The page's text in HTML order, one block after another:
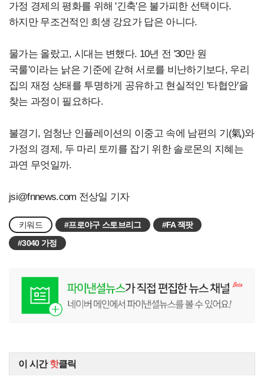
가정 경제의 평화를 위해 '긴축'은 불가피한 선택이다.
하지만 무조건적인 희생 강요가 답은 아니다.
물가는 올랐고, 시대는 변했다. 10년 전 '30만 원
국룰'이라는 낡은 기준에 갇혀 서로를 비난하기보다, 우리
집의 재정 상태를 투명하게 공유하고 현실적인 '타협안'을
찾는 과정이 필요하다.
불경기, 엄청난 인플레이션의 이중고 속에 남편의 기(氣)와
가정의 경제, 두 마리 토끼를 잡기 위한 솔로몬의 지혜는
과연 무엇일까.
jsi@fnnews.com 전상일 기자
키워드 #프로야구 스토브리그
#FA 잭팟
#3040 가정
이 시간핫클릭